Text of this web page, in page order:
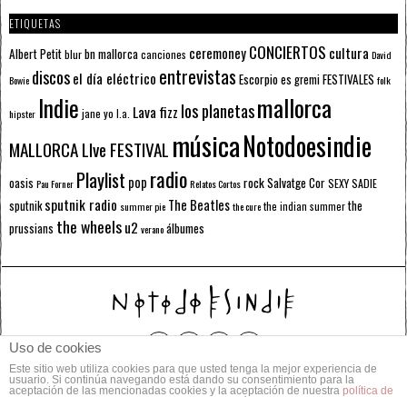
ETIQUETAS
Albert Petitblurbn mallorcacanciones ceremoneyCONCIERTOS cultura David
Bowie discosel día eléctrico entrevistas Escorpioes gremiFESTIVALES folk
hipster Indie jane yo l.a. Lava fizz los planetasmallorca
MALLORCA LIve FESTIVAL músicaNotodoesindie
oasis Pau Forner Playlist pop radioRelatos CortosrockSalvatge CorSEXY SADIE
sputnik sputnik radio summer pie The Beatlesthe curethe indian summerthe
prussians the wheelsu2 veranoálbumes
© 2014 Todos los derechos reservados.
Uso de cookies
Este sitio web utiliza cookies para que usted tenga la mejor experiencia de
usuario. Si continúa navegando está dando su consentimiento para la
aceptación de las mencionadas cookies y la aceptación de nuestra política de